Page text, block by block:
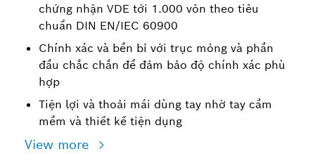
chứng nhận VDE tới 1.000 vôn theo tiêu
chuẩn DIN EN/IEC 60900
Chính xác và bền bỉ với trục mỏng và phần
đầu chắc chắn để đảm bảo độ chính xác phù
hợp
Tiện lợi và thoải mái dùng tay nhờ tay cầm
mềm và thiết kế tiện dụng
View more